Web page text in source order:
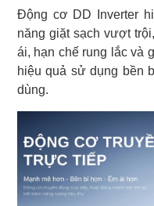
Động cơ DD Inverter
năng giặt sạch vượt
ái, hạn chế rung lắc và
hiệu quả sử dụng bền
dùng.